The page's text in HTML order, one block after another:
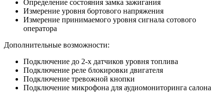
Определение состояния замка зажигания
Измерение уровня бортового напряжения
Измерение принимаемого уровня сигнала сотового
оператора
Дополнительные возможности:
Подключение до 2-х датчиков уровня топлива
Подключение реле блокировки двигателя
Подключение тревожной кнопки
Подключение микрофона для аудиомониторинга салона